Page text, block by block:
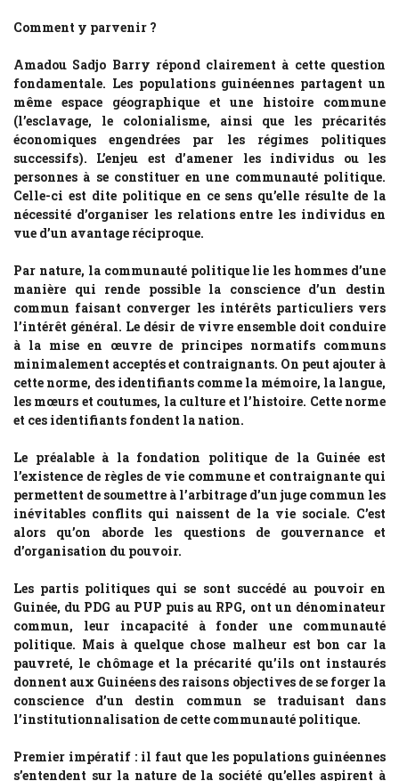
Comment y parvenir ?
Amadou Sadjo Barry répond clairement à cette question
fondamentale. Les populations guinéennes partagent un
même espace géographique et une histoire commune
(l’esclavage, le colonialisme, ainsi que les précarités
économiques engendrées par les régimes politiques
successifs). L’enjeu est d’amener les individus ou les
personnes à se constituer en une communauté politique.
Celle-ci est dite politique en ce sens qu’elle résulte de la
nécessité d’organiser les relations entre les individus en
vue d’un avantage réciproque.
Par nature, la communauté politique lie les hommes d’une
manière qui rende possible la conscience d’un destin
commun faisant converger les intérêts particuliers vers
l’intérêt général. Le désir de vivre ensemble doit conduire
à la mise en œuvre de principes normatifs communs
minimalement acceptés et contraignants. On peut ajouter à
cette norme, des identifiants comme la mémoire, la langue,
les mœurs et coutumes, la culture et l’histoire. Cette norme
et ces identifiants fondent la nation.
Le préalable à la fondation politique de la Guinée est
l’existence de règles de vie commune et contraignante qui
permettent de soumettre à l’arbitrage d’un juge commun les
inévitables conflits qui naissent de la vie sociale. C’est
alors qu’on aborde les questions de gouvernance et
d’organisation du pouvoir.
Les partis politiques qui se sont succédé au pouvoir en
Guinée, du PDG au PUP puis au RPG, ont un dénominateur
commun, leur incapacité à fonder une communauté
politique. Mais à quelque chose malheur est bon car la
pauvreté, le chômage et la précarité qu’ils ont instaurés
donnent aux Guinéens des raisons objectives de se forger la
conscience d’un destin commun se traduisant dans
l’institutionnalisation de cette communauté politique.
Premier impératif : il faut que les populations guinéennes
s’entendent sur la nature de la société qu’elles aspirent à